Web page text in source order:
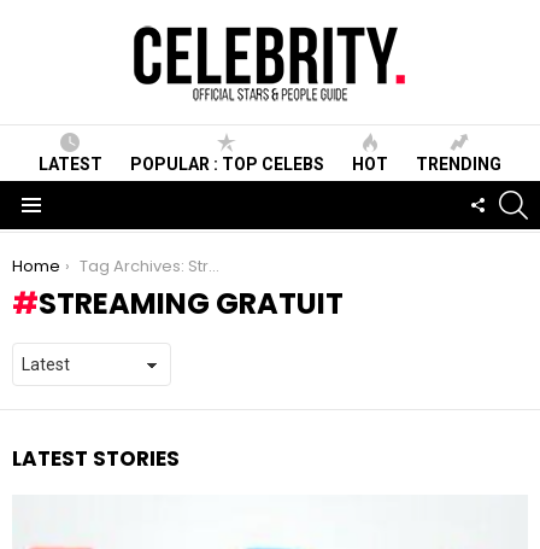
LATEST POPULAR : TOP CELEBS HOT TRENDING
You are here:
Home Tag Archives: Streaming Gratuit
STREAMING GRATUIT
LATEST STORIES